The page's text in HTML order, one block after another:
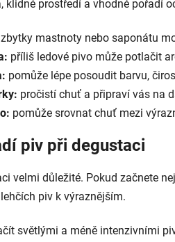
klidné prostředí a vhodné pořadí
zbytky mastnoty nebo saponátu
příliš ledové pivo může potlačit
pomůže lépe posoudit barvu,
pročistí chuť a připraví vás na
pomůže srovnat chuť mezi
piv při degustaci
velmi důležité. Pokud začnete
piv k výraznějším.
světlými a méně intenzivními